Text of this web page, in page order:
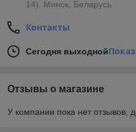
14), Минск, Беларусь
Контакты
Сегодня выходной
Отзывы о магазине
У компании пока нет отзывов,